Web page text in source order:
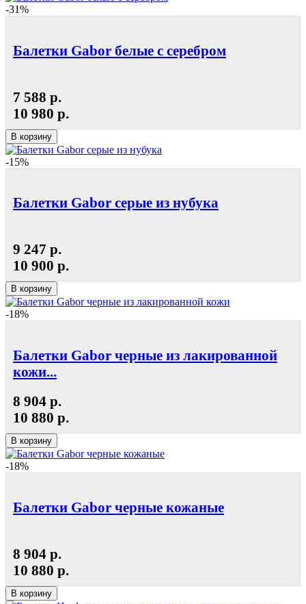
-31%
Балетки Gabor белые с серебром
7 588 р.
10 980 р.
В корзину
-15%
Балетки Gabor серые из нубука
9 247 р.
10 900 р.
В корзину
-18%
Балетки Gabor черные из лакированной
кожи...
8 904 р.
10 880 р.
В корзину
-18%
Балетки Gabor черные кожаные
8 904 р.
10 880 р.
В корзину